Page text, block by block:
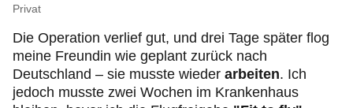
Privat
Die Operation verlief gut, und drei Tage später flog
meine Freundin wie geplant zurück nach
Deutschland – sie musste wieder arbeiten. Ich
jedoch musste zwei Wochen im Krankenhaus